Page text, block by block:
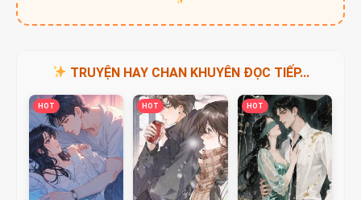
TRUYỆN HAY CHAN KHUYÊN ĐỌC TIẾP...
HOT HOT HOT